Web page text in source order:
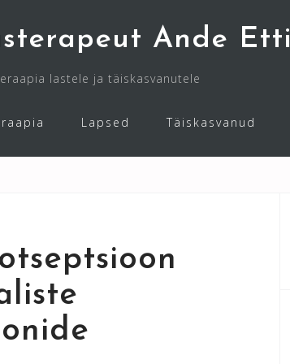
Ande Etti
lastele ja täiskasvanutele
Lapsed Täiskasvanud